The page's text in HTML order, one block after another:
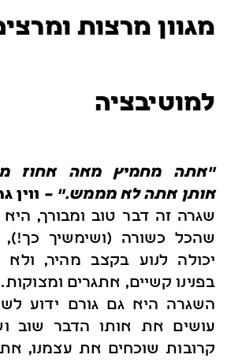
מגוון מרצות
למוטיבציה
"אתה מחמיץ מאה אחוז
אותן אתה לא מממש." – ווין
שגרה זה דבר טוב ומבורך,
שהכל כשורה (ושימשיך
יכולה לנוע בקצב מהיר,
בפנינו קשיים, אתגרים ומצוקות.
השגרה היא גם גורם ידוע
עושים את אותו הדבר שוב
קרובות שוכחים את עצמנו,